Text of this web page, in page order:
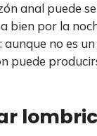
anal puede
bien por la
: aunque no es
puede